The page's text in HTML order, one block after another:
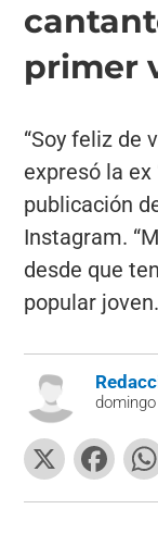
primer
“Soy feliz de
expresó la ex
publicación
Instagram.
desde que
popular joven.
X
F
a